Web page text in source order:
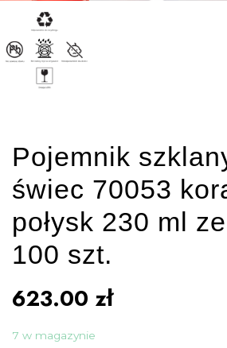
Pojemnik
świec 70053
połysk 230 ml
100 szt.
623.00 zł
7 w magazynie